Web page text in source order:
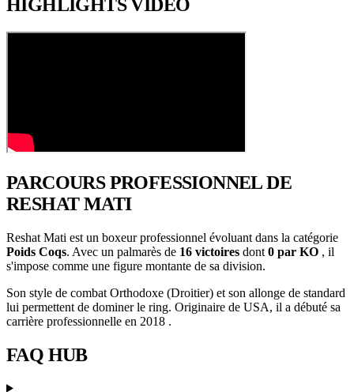
HIGHLIGHTS VIDÉO
PARCOURS PROFESSIONNELDE
RESHAT MATI
Reshat Mati est un boxeur professionnel évoluant dans la catégorie
Poids Coqs. Avec un palmarès de 16 victoires dont 0 par KO , il
s'impose comme une figure montante de sa division.
Son style de combat Orthodoxe (Droitier) et son allonge de standard
lui permettent de dominer le ring. Originaire de USA, il a débuté sa
carrière professionnelle en 2018 .
FAQ HUB